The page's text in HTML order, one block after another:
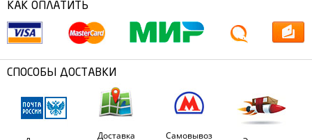
КАК ОПЛАТИТЬ
СПОСОБЫ ДОСТАВКИ
Доставка Самовывоз